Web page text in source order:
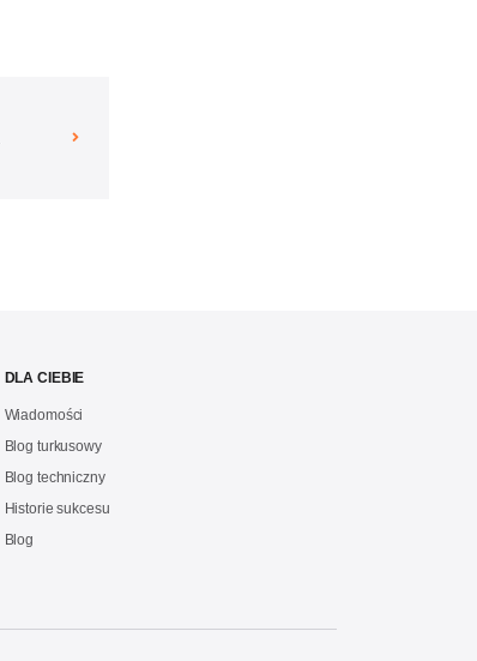
DLA CIEBIE
Wiadomości
Blog turkusowy
Blog techniczny
Historie sukcesu
Blog